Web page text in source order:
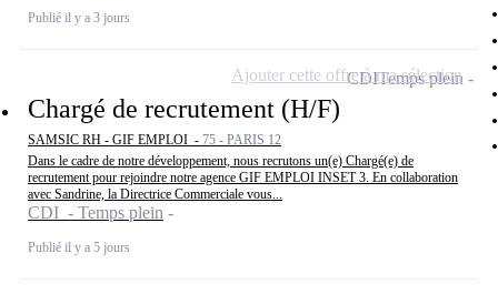
Publié il y a 3 jours
Chargé de recrutement (H/F)
SAMSIC RH - GIF EMPLOI - 75 - PARIS 12
Dans le cadre de notre développement, nous recrutons un(e) Chargé(e) de
recrutement pour rejoindre notre agence GIF EMPLOI INSET 3. En collaboration
avec Sandrine, la Directrice Commerciale vous...
CDI - Temps plein
Publié il y a 5 jours
CDITemps plein
Ajouter cette offre à ma sélection